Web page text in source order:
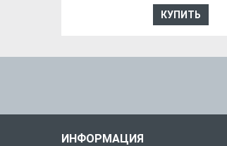
КУПИТЬ
ИНФОРМАЦИЯ